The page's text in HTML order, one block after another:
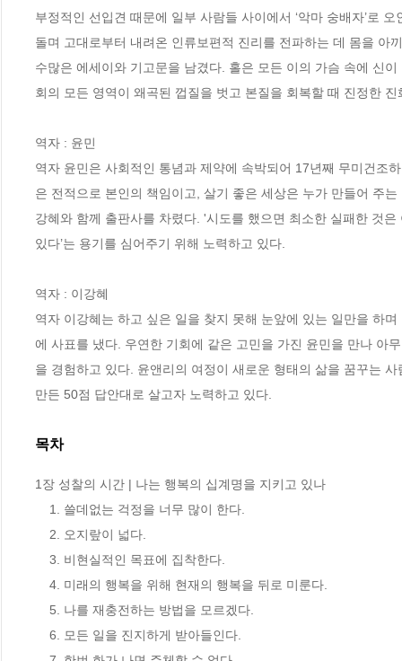
부정적인 선입견 때문에 일부 사람들 사이에서 ‘악마 숭배자’로
돌며 고대로부터 내려온 인류보편적 진리를 전파하는 데 몸을
수많은 에세이와 기고문을 남겼다. 홀은 모든 이의 가슴 속에 신
회의 모든 영역이 왜곡된 껍질을 벗고 본질을 회복할 때 진정한
역자 : 윤민
역자 윤민은 사회적인 통념과 제약에 속박되어 17년째 무미건조
은 전적으로 본인의 책임이고, 살기 좋은 세상은 누가 만들어 주
강혜와 함께 출판사를 차렸다. '시도를 했으면 최소한 실패한 것
있다’는 용기를 심어주기 위해 노력하고 있다.
역자 : 이강혜
역자 이강혜는 하고 싶은 일을 찾지 못해 눈앞에 있는 일만을 하
에 사표를 냈다. 우연한 기회에 같은 고민을 가진 윤민을 만나 아
을 경험하고 있다. 윤앤리의 여정이 새로운 형태의 삶을 꿈꾸는
만든 50점 답안대로 살고자 노력하고 있다.
목차
1장 성찰의 시간 | 나는 행복의 십계명을 지키고 있나